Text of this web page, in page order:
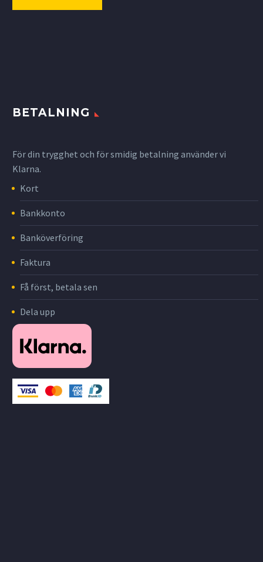
BETALNING
För din trygghet och för smidig betalning använder vi
Klarna.
Kort
Bankkonto
Banköverföring
Faktura
Få först, betala sen
Dela upp